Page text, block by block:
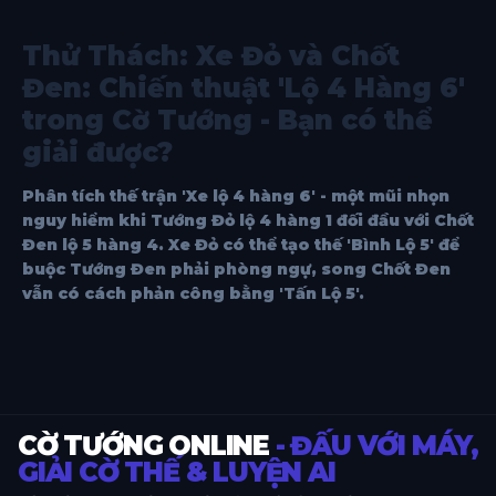
Thử Thách: Xe Đỏ và Chốt
Đen: Chiến thuật 'Lộ 4 Hàng 6'
trong Cờ Tướng - Bạn có thể
giải được?
Phân tích thế trận 'Xe lộ 4 hàng 6' - một mũi nhọn
nguy hiểm khi Tướng Đỏ lộ 4 hàng 1 đối đầu với Chốt
Đen lộ 5 hàng 4. Xe Đỏ có thể tạo thế 'Bình Lộ 5' để
buộc Tướng Đen phải phòng ngự, song Chốt Đen
vẫn có cách phản công bằng 'Tấn Lộ 5'.
CỜ TƯỚNG ONLINE - ĐẤU VỚI MÁY,
GIẢI CỜ THẾ & LUYỆN AI